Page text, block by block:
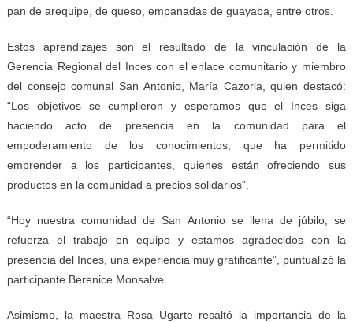
pan de arequipe, de queso, empanadas de guayaba, entre otros.
Estos aprendizajes son el resultado de la vinculación de la
Gerencia Regional del Inces con el enlace comunitario y miembro
del consejo comunal San Antonio, María Cazorla, quien destacó:
“Los objetivos se cumplieron y esperamos que el Inces siga
haciendo acto de presencia en la comunidad para el
empoderamiento de los conocimientos, que ha permitido
emprender a los participantes, quienes están ofreciendo sus
productos en la comunidad a precios solidarios”.
“Hoy nuestra comunidad de San Antonio se llena de júbilo, se
refuerza el trabajo en equipo y estamos agradecidos con la
presencia del Inces, una experiencia muy gratificante”, puntualizó la
participante Berenice Monsalve.
Asimismo, la maestra Rosa Ugarte resaltó la importancia de la